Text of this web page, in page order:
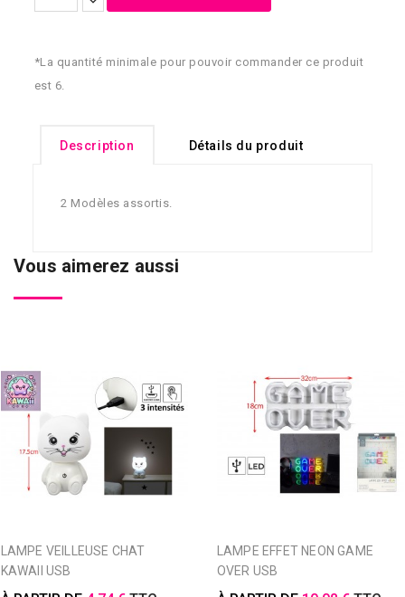
*La quantité minimale pour pouvoir commander ce produit
est 6.
Description Détails du produit
2 Modèles assortis.
Vous aimerez aussi
KAWAII USB
OVER USB